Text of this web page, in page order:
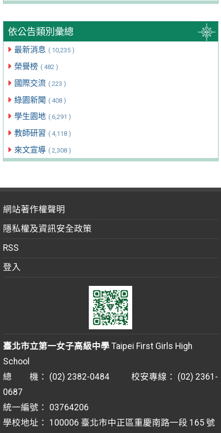
依公告類別彙總
最新消息 ( 10,235 )
榮譽榜 ( 482 )
國際交流 ( 223 )
綠園新聞 ( 408 )
學生園地 ( 6,291 )
教師研習 ( 4,118 )
來文宣導 ( 2,308 )
網站著作權聲明
隱私權及資訊安全政策
RSS
登入
臺北市立第一女子高級中學Taipei First Girls High
School
總 機： (02) 2382-0484 校安專線： (02) 2361-
0687
統一編號： 03764206
學校地址： 100006 臺北市中正區重慶南路一段 165 號